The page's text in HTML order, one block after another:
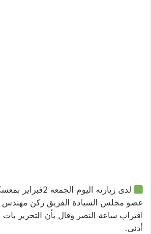
لدى زيارته اليوم
عضو مجلس السيادة الفريق ركن مهندس
اقتراب ساعة النصر وقال بأن التحرير
أدنى.